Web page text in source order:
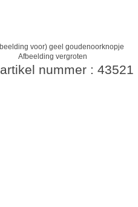
Afbeelding vergroten
artikel nummer : 43521